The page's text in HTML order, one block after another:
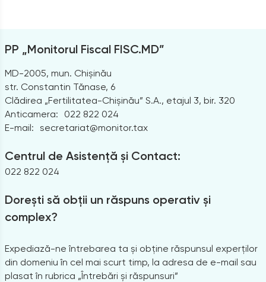
PP „Monitorul Fiscal FISC.MD”
MD-2005, mun. Chișinău
str. Constantin Tănase, 6
Clădirea „Fertilitatea-Chișinău” S.A., etajul 3, bir. 320
Anticamera:
022 822 024
E-mail: secretariat@monitor.tax
Centrul de Asistență și Contact:
022 822 024
Dorești să obții un răspuns operativ și
complex?
Expediază-ne întrebarea ta și obține răspunsul experților
din domeniu în cel mai scurt timp, la adresa de e-mail sau
plasat în rubrica „Întrebări și răspunsuri”